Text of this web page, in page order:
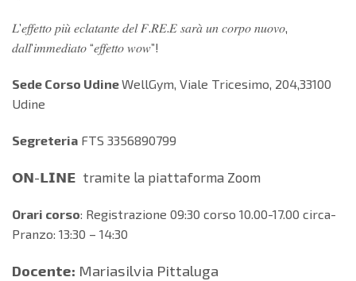
𝐿’𝑒𝑓𝑓𝑒𝑡𝑡𝑜 𝑝𝑖𝑢̀ 𝑒𝑐𝑙𝑎𝑡𝑎𝑛𝑡𝑒 𝑑𝑒𝑙 𝐹.𝑅𝐸.𝐸 𝑠𝑎𝑟𝑎̀ 𝑢𝑛 𝑐𝑜𝑟𝑝𝑜 𝑛𝑢𝑜𝑣𝑜,
𝑑𝑎𝑙𝑙’𝑖𝑚𝑚𝑒𝑑𝑖𝑎𝑡𝑜 “𝑒𝑓𝑓𝑒𝑡𝑡𝑜 𝑤𝑜𝑤”!
Sede Corso UdineWellGym, Viale Tricesimo, 204,33100
Udine
Segreteria FTS 3356890799
𝗢𝗡-𝗟𝗜𝗡𝗘 tramite la piattaforma Zoom
Orari corso: Registrazione 09:30 corso 10.00-17.00 circa-
Pranzo: 13:30 – 14:30
Docente: Mariasilvia Pittaluga